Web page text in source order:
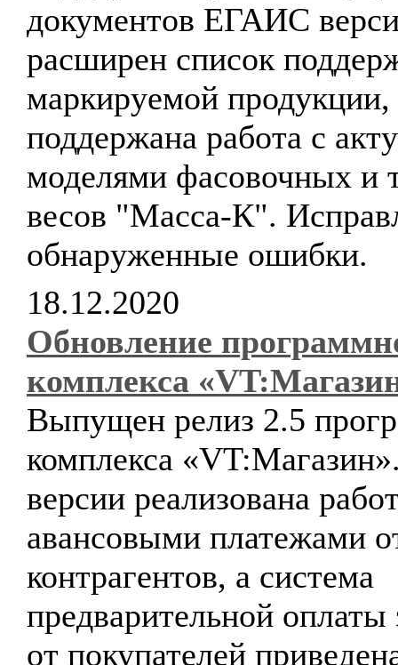
документов ЕГАИС
расширен список
маркируемой продукции,
поддержана работа с
моделями фасовочных и
весов "Масса-К".
обнаруженные ошибки.
18.12.2020
Обновление
комплекса
Выпущен релиз 2.5
комплекса
версии реализована
авансовыми платежами
контрагентов, а система
предварительной оплаты
от покупателей